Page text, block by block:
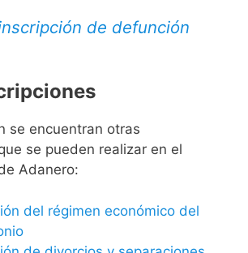
de defunción
se encuentran otras
se pueden realizar en el
Adanero:
del régimen económico del